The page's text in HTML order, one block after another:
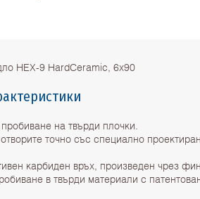
HEX-9 HardCeramic, 6x90
на твърди плочки.
точно със специално
карбиден връх, произведен чрез
в твърди материали с